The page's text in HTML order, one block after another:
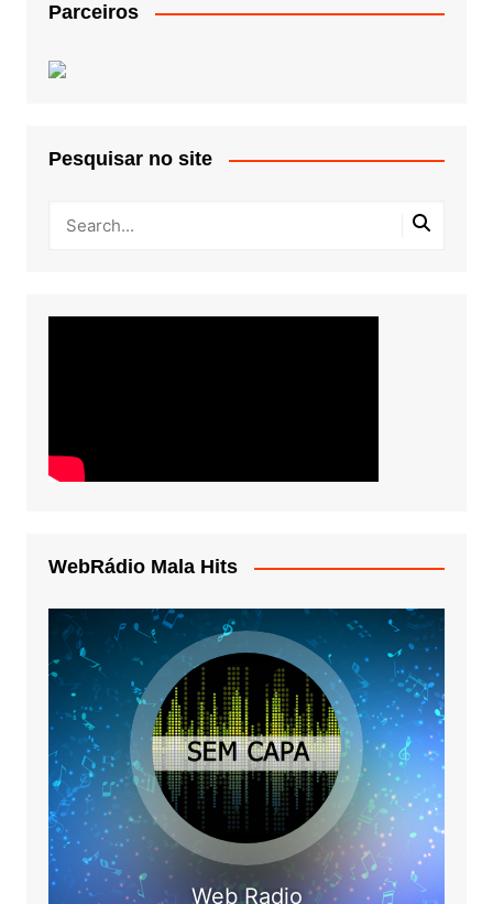
Parceiros
Pesquisar no site
WebRádio Mala Hits